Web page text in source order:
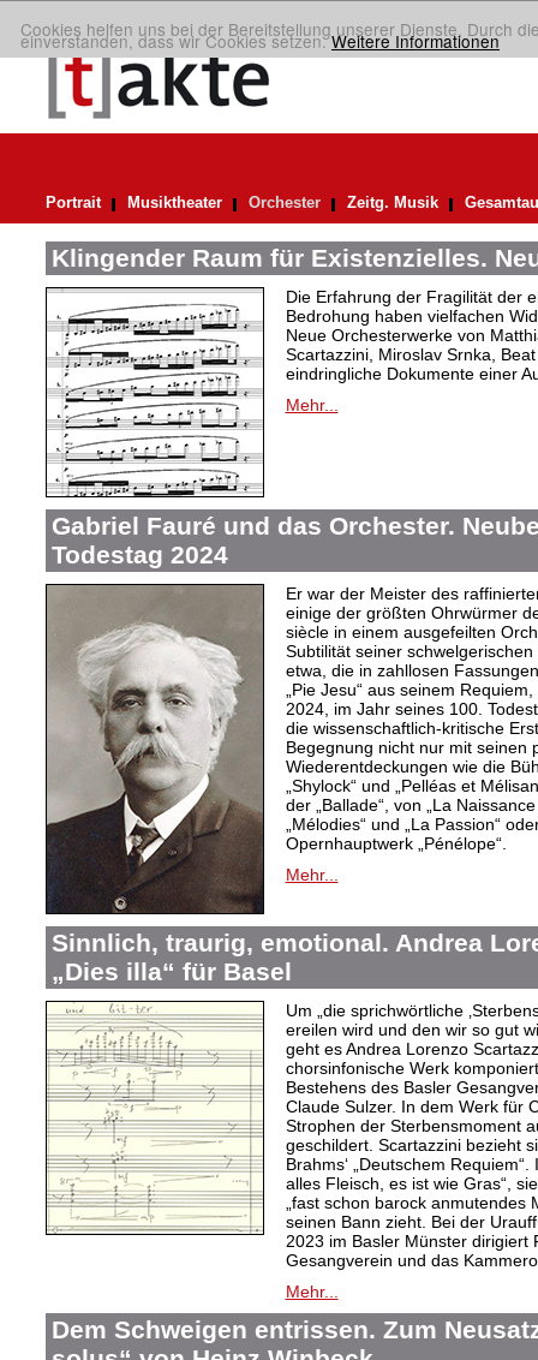
Cookies helfen uns bei der Bereitstellung unserer Dienste. Durch
einverstanden, dass wir Cookies setzen.Weitere Informationen
Portrait Musiktheater Orchester Zeitg. Musik
Klingender Raum für Existenzielles.
Die Erfahrung der Fragilität der
Bedrohung haben vielfachen
Neue Orchesterwerke von
Scartazzini, Miroslav Srnka,
eindringliche Dokumente einer
Mehr...
Gabriel Fauré und das Orchester.
Todestag 2024
Er war der Meister des
einige der größten Ohrwürmer
siècle in einem ausgefeilten
Subtilität seiner
etwa, die in zahllosen
„Pie Jesu“ aus seinem
2024, im Jahr seines 100.
die wissenschaftlich-kritische
Begegnung nicht nur mit seinen
Wiederentdeckungen wie die
„Shylock“ und „Pelléas et
der „Ballade“, von „La
„Mélodies“ und „La Passion“
Opernhauptwerk „Pénélope“.
Mehr...
Sinnlich, traurig, emotional. Andrea
„Dies illa“ für Basel
Um „die sprichwörtliche
ereilen wird und den wir so gut
geht es Andrea Lorenzo
chorsinfonische Werk
Bestehens des Basler
Claude Sulzer. In dem Werk für
Strophen der Sterbensmoment
geschildert. Scartazzini bezieht
Brahms‘ „Deutschem
alles Fleisch, es ist wie Gras“,
„fast schon barock anmutendes
seinen Bann zieht. Bei der
2023 im Basler Münster dirigiert
Gesangverein und das
Mehr...
Dem Schweigen entrissen. Zum